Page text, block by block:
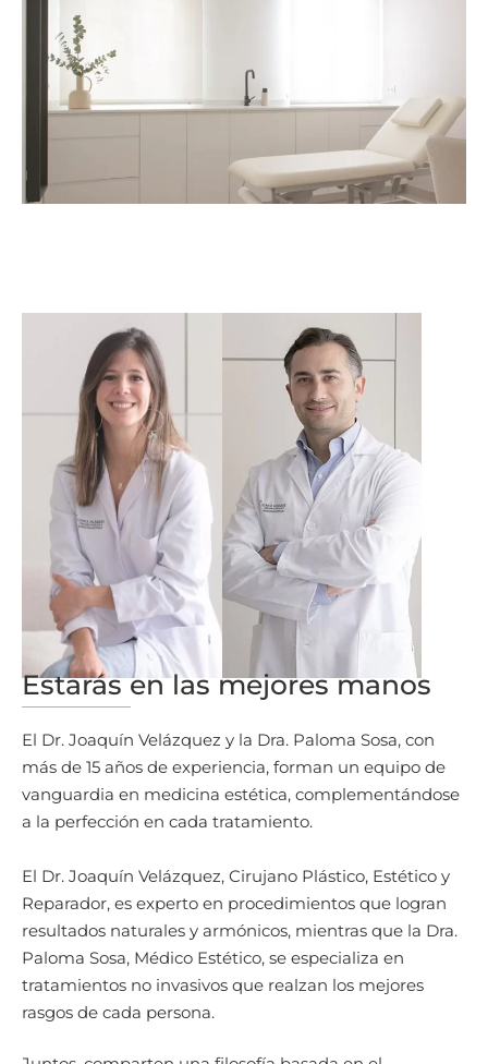
Médico Estético
Nº Colegiado: 411512142
Cirujano Plástico,
Estético y Reparador
Nº Colegiado: 414116798
Estarás en las mejores manos
El Dr. Joaquín Velázquez y la Dra. Paloma Sosa, con
más de 15 años de experiencia, forman un equipo de
vanguardia en medicina estética, complementándose
a la perfección en cada tratamiento.
El Dr. Joaquín Velázquez, Cirujano Plástico, Estético y
Reparador, es experto en procedimientos que logran
resultados naturales y armónicos, mientras que la Dra.
Paloma Sosa, Médico Estético, se especializa en
tratamientos no invasivos que realzan los mejores
rasgos de cada persona.